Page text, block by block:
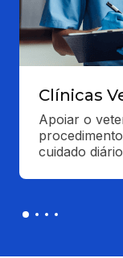
Clínicas
Apoiar o
cuidado